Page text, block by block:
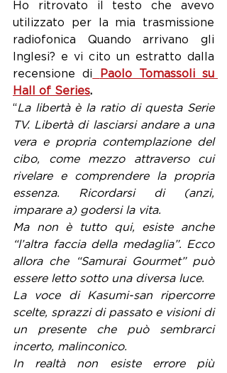
Ho ritrovato il testo che avevo
utilizzato per la mia trasmissione
radiofonica Quando arrivano gli
Inglesi? e vi cito un estratto dalla
recensione di
Paolo Tomassoli su
Hall of Series.
“La libertà è la ratio di questa Serie
TV. Libertà di lasciarsi andare a una
vera e propria contemplazione del
cibo, come mezzo attraverso cui
rivelare e comprendere la propria
essenza. Ricordarsi di (anzi,
imparare a) godersi la vita.
Ma non è tutto qui, esiste anche
“l’altra faccia della medaglia”. Ecco
allora che “Samurai Gourmet” può
essere letto sotto una diversa luce.
La voce di Kasumi-san ripercorre
scelte, sprazzi di passato e visioni di
un presente che può sembrarci
incerto, malinconico.
In realtà non esiste errore più